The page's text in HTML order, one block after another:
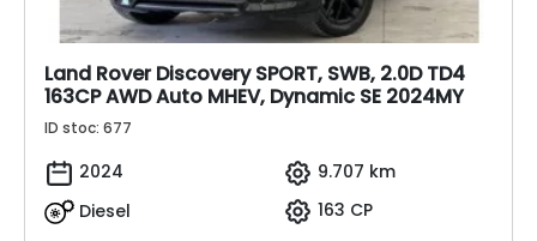
Land Rover Discovery SPORT, SWB, 2.0D TD4
163CP AWD Auto MHEV, Dynamic SE 2024MY
ID stoc: 677
2024
9.707 km
Diesel
163 CP